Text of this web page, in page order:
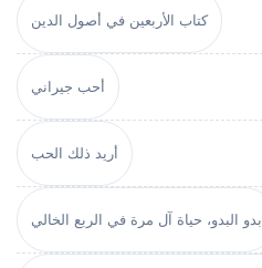
كتاب الأربعين في أصول الدين
أحب جيراني
أريد ذلك الحب
بدو البدو، حياة آل مرة في الربع الخالي